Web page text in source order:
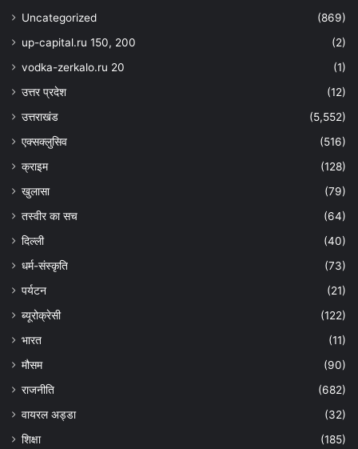
Uncategorized
(869)
up-capital.ru 150, 200
(2)
vodka-zerkalo.ru 20
(1)
उत्तर प्रदेश
(12)
उत्तराखंड
(5,552)
एक्सक्लुसिव
(516)
क्राइम
(128)
खुलासा
(79)
तस्वीर का सच
(64)
दिल्ली
(40)
धर्म-संस्कृति
(73)
पर्यटन
(21)
ब्यूरोक्रेसी
(122)
भारत
(11)
मौसम
(90)
राजनीति
(682)
वायरल अड्डा
(32)
शिक्षा
(185)